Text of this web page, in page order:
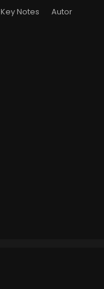
Key Notes Autor